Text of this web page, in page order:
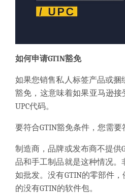
如何申请GTIN豁免
如果您销售私人标签产品或捆
豁免，这意味着如果亚马逊
UPC代码。
要符合GTIN豁免条件，您需
制造商，品牌或发布商不提供
品和手工制品就是这种情况。
如批发。没有GTIN的零部件
的没有GTIN的软件包。